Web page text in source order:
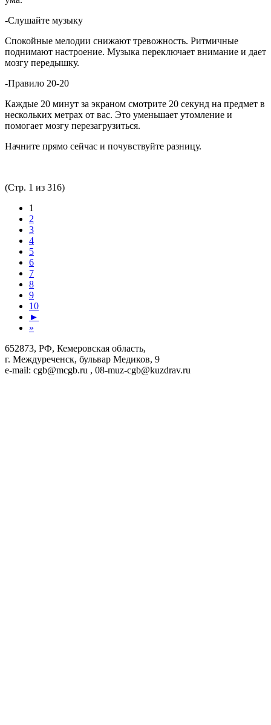
-Слушайте музыку
Спокойные мелодии снижают тревожность. Ритмичные
поднимают настроение. Музыка переключает внимание и дает
мозгу передышку.
-Правило 20-20
Каждые 20 минут за экраном смотрите 20 секунд на предмет в
нескольких метрах от вас. Это уменьшает утомление и
помогает мозгу перезагрузиться.
Начните прямо сейчас и почувствуйте разницу.
(Стр. 1 из 316)
1
2
3
4
5
6
7
8
9
10
►
»
652873, РФ, Кемеровская область,
г. Междуреченск, бульвар Медиков, 9
e-mail: cgb@mcgb.ru , 08-muz-cgb@kuzdrav.ru